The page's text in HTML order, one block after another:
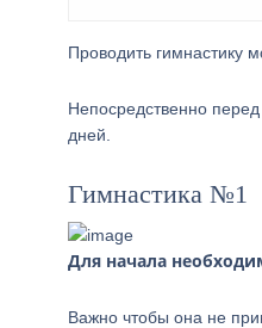
Проводить гимнастику
Непосредственно
дней.
Гимнастика №1
Для начала
Важно чтобы она не